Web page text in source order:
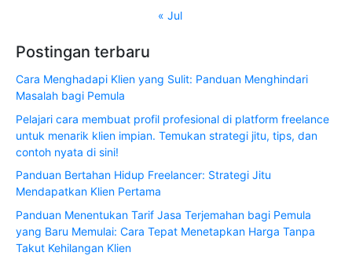
« Jul
Postingan terbaru
Cara Menghadapi Klien yang Sulit: Panduan Menghindari
Masalah bagi Pemula
Pelajari cara membuat profil profesional di platform freelance
untuk menarik klien impian. Temukan strategi jitu, tips, dan
contoh nyata di sini!
Panduan Bertahan Hidup Freelancer: Strategi Jitu
Mendapatkan Klien Pertama
Panduan Menentukan Tarif Jasa Terjemahan bagi Pemula
yang Baru Memulai: Cara Tepat Menetapkan Harga Tanpa
Takut Kehilangan Klien